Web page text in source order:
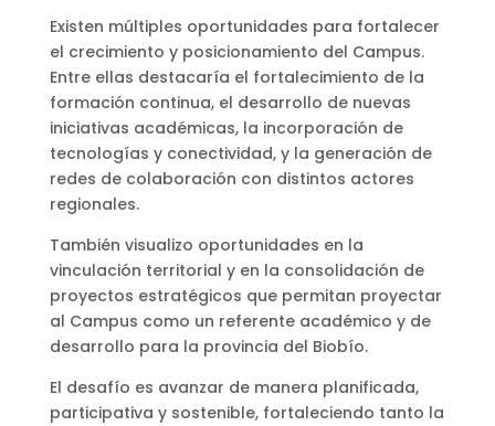
Existen múltiples oportunidades para fortalecer
el crecimiento y posicionamiento del Campus.
Entre ellas destacaría el fortalecimiento de la
formación continua, el desarrollo de nuevas
iniciativas académicas, la incorporación de
tecnologías y conectividad, y la generación de
redes de colaboración con distintos actores
regionales.
También visualizo oportunidades en la
vinculación territorial y en la consolidación de
proyectos estratégicos que permitan proyectar
al Campus como un referente académico y de
desarrollo para la provincia del Biobío.
El desafío es avanzar de manera planificada,
participativa y sostenible, fortaleciendo tanto la